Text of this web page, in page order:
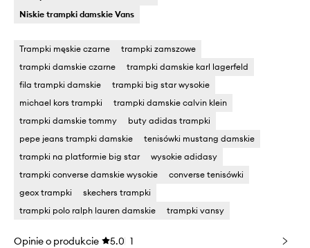
Niskie trampki damskie Vans
Trampki męskie czarne
trampki zamszowe
trampki damskie czarne
trampki damskie karl lagerfeld
fila trampki damskie
trampki big star wysokie
michael kors trampki
trampki damskie calvin klein
trampki damskie tommy
buty adidas trampki
pepe jeans trampki damskie
tenisówki mustang damskie
trampki na platformie big star
wysokie adidasy
trampki converse damskie wysokie
converse tenisówki
geox trampki
skechers trampki
trampki polo ralph lauren damskie
trampki vansy
Opinie o produkcie 5.0 1